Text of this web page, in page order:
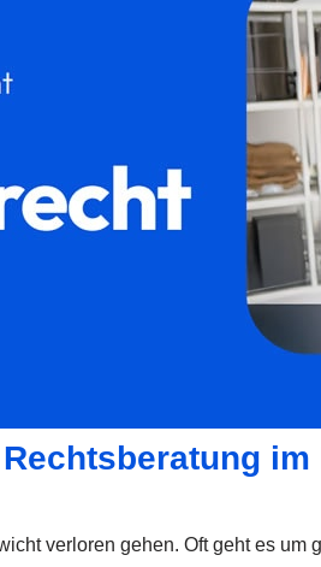
verloren gehen. Oft geht es